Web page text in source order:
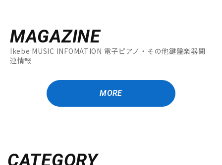
MAGAZINE
Ikebe MUSIC INFOMATION 電子ピアノ・その他鍵盤楽器関
連情報
MORE
CATEGORY